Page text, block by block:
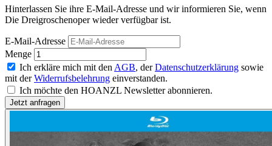
Hinterlassen Sie ihre E-Mail-Adresse und wir informieren Sie, wenn
Die Dreigroschenoper wieder verfügbar ist.
E-Mail-Adresse
Menge
Ich erkläre mich mit den AGB, derDatenschutzerklärung sowie
mit derWiderrufsbelehrung einverstanden.
Ich möchte den HOANZL Newsletter abonnieren.